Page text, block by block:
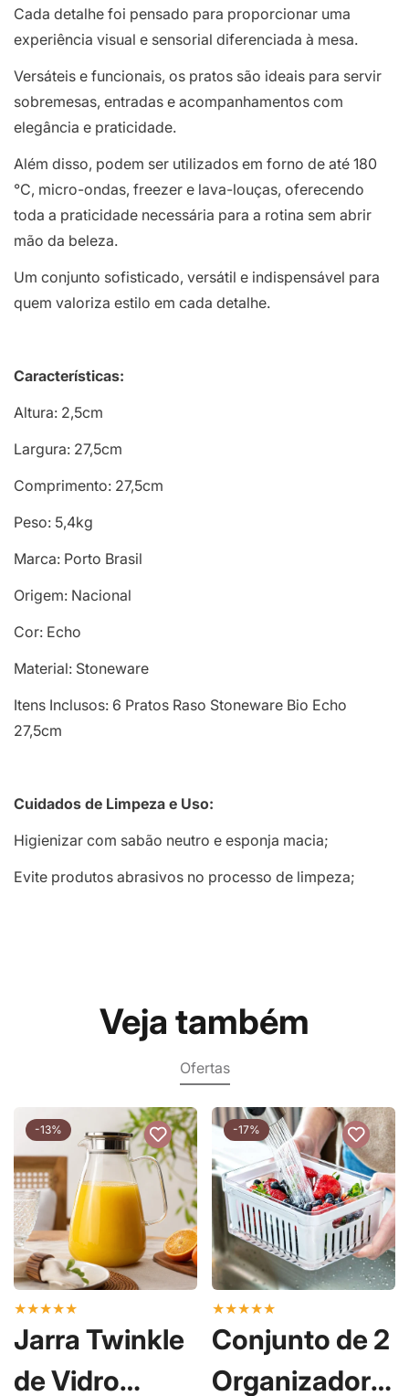
Cada detalhe foi pensado para proporcionar uma
experiência visual e sensorial diferenciada à mesa.
Versáteis e funcionais, os pratos são ideais para servir
sobremesas, entradas e acompanhamentos com
elegância e praticidade.
Além disso, podem ser utilizados em forno de até 180
°C, micro-ondas, freezer e lava-louças, oferecendo
toda a praticidade necessária para a rotina sem abrir
mão da beleza.
Um conjunto sofisticado, versátil e indispensável para
quem valoriza estilo em cada detalhe.
Características:
Altura: 2,5cm
Largura: 27,5cm
Comprimento: 27,5cm
Peso: 5,4kg
Marca: Porto Brasil
Origem: Nacional
Cor: Echo
Material: Stoneware
Itens Inclusos: 6 Pratos Raso Stoneware Bio Echo
27,5cm
Cuidados de Limpeza e Uso:
Higienizar com sabão neutro e esponja macia;
Evite produtos abrasivos no processo de limpeza;
Veja também
Ofertas
-13%
★★★★★
Jarra Twinkle
de Vidro
-17%
★★★★★
Conjunto de 2
Organizadores